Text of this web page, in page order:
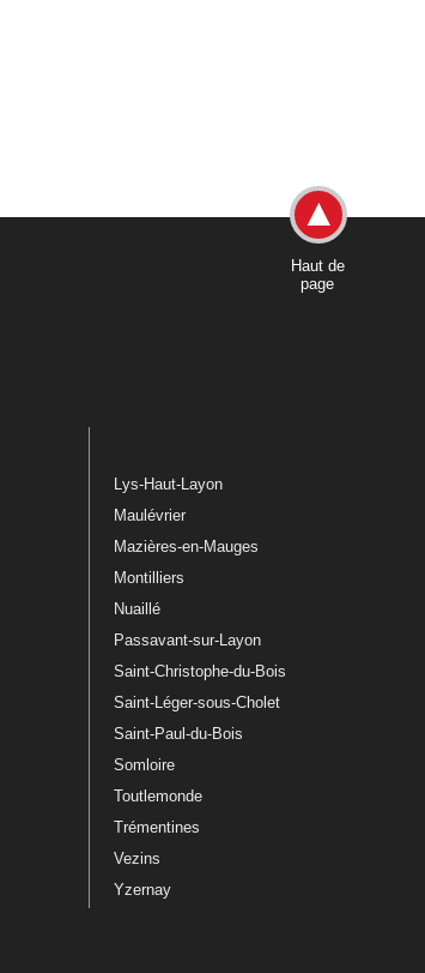
Haut de
page
Lys-Haut-Layon
Maulévrier
Mazières-en-Mauges
Montilliers
Nuaillé
Passavant-sur-Layon
Saint-Christophe-du-Bois
Saint-Léger-sous-Cholet
Saint-Paul-du-Bois
Somloire
Toutlemonde
Trémentines
Vezins
Yzernay